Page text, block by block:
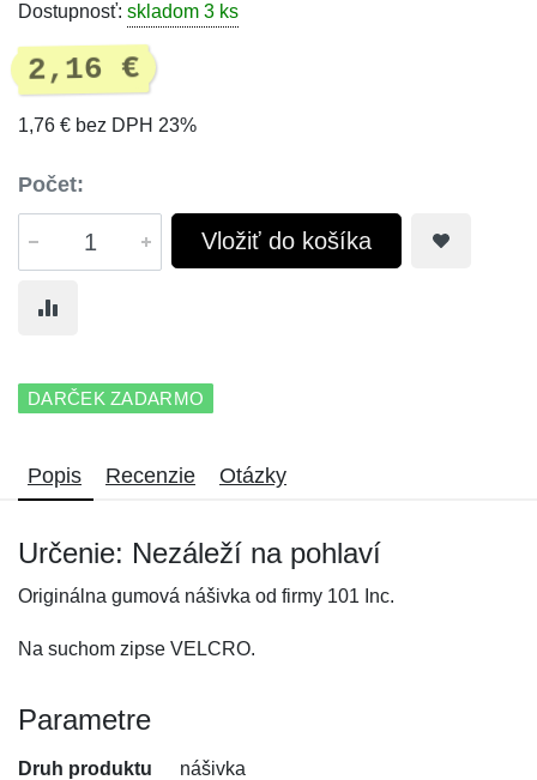
Dostupnosť: skladom 3 ks
2,16 €
1,76 € bez DPH 23%
Počet:
Vložiť do košíka
DARČEK ZADARMO
Popis Recenzie Otázky
Určenie: Nezáleží na pohlaví
Originálna gumová nášivka od firmy 101 Inc.
Na suchom zipse VELCRO.
Parametre
Druh produktu nášivka